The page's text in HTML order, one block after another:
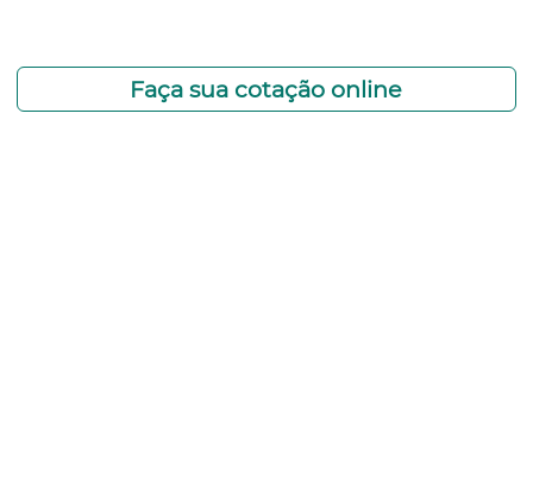
Faça sua cotação online